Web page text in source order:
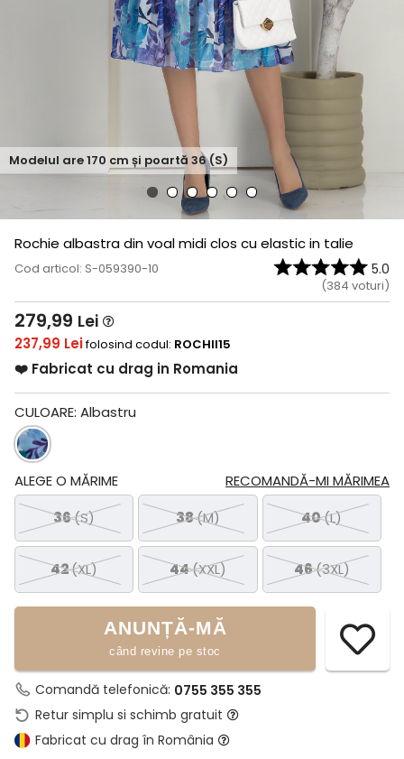
Modelul are170 cm și poartă 36 (S)
Rochie albastra din voal midi clos cu elastic in talie
Cod articol: S-059390-10 5.0
(384 voturi)
279,99 Lei
237,99 Leifolosind codul: ROCHII15
❤️ Fabricat cu drag in Romania
CULOARE: Albastru
RECOMANDĂ-MI MĂRIMEA
ALEGE O MĂRIME
36(S) 38(M) 40(L)
42(XL) 44(XXL) 46(3XL)
ANUNȚĂ-MĂ
când revine pe stoc
Comandă telefonică: 0755 355 355
Retur simplu si schimb gratuit
Fabricat cu drag în România